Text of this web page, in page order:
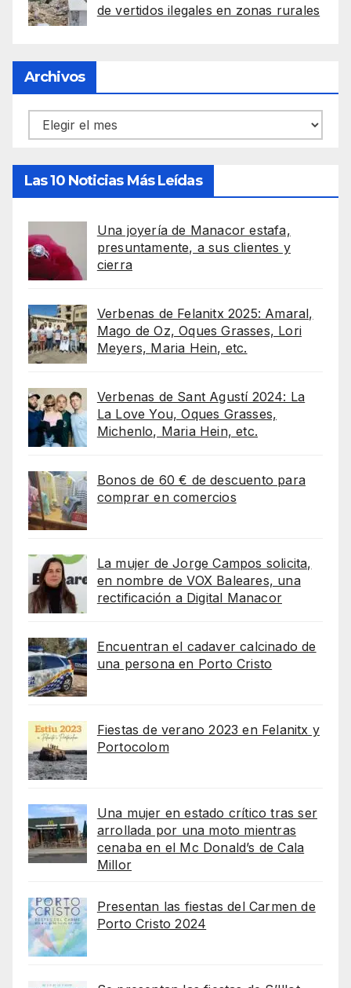
de vertidos ilegales en zonas rurales
Archivos
Archivos
Las 10 Noticias Más Leídas
Una joyería de Manacor estafa,
presuntamente, a sus clientes y
cierra
Verbenas de Felanitx 2025: Amaral,
Mago de Oz, Oques Grasses, Lori
Meyers, Maria Hein, etc.
Verbenas de Sant Agustí 2024: La
La Love You, Oques Grasses,
Michenlo, Maria Hein, etc.
Bonos de 60 € de descuento para
comprar en comercios
La mujer de Jorge Campos solicita,
en nombre de VOX Baleares, una
rectificación a Digital Manacor
Encuentran el cadaver calcinado de
una persona en Porto Cristo
Fiestas de verano 2023 en Felanitx y
Portocolom
Una mujer en estado crítico tras ser
arrollada por una moto mientras
cenaba en el Mc Donald’s de Cala
Millor
Presentan las fiestas del Carmen de
Porto Cristo 2024